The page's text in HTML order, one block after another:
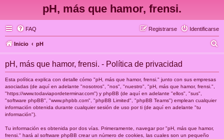
pH, más que hamor, frensi.
FAQ Identificarse
Registrarse
Inicio pH
pH, más que hamor, frensi. - Política de privacidad
Esta política explica con detalle cómo "pH, más que hamor, frensi." junto con sus empresas
asociadas (de aquí en adelante "nosotros", "nos", "nuestro", "pH, más que hamor, frensi.",
"https://www.todaviapordeterminar.com") y phpBB (de aquí en adelante "ellos", "sus",
"software phpBB", "www.phpbb.com", "phpBB Limited", "phpBB Teams") emplean cualquier
información obtenida durante cualquier sesión de uso por ti (de aquí en adelante "tu
información").
Tu información es obtenida por dos vías. Primeramente, navegar por "pH, más que hamor,
frensi." hará al software phpBB crear un número de cookies, las cuales son un pequeño